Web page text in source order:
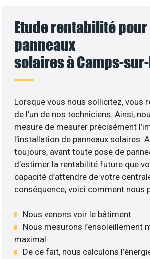
Etude rentabilité pour
panneaux
solaires à Camps-
Lorsque vous nous sollicitez, vous
de l’un de nos techniciens. Ainsi,
mesure de mesurer précisément
l’installation de panneaux solaires.
toujours, avant toute pose de
d’estimer la rentabilité future que
capacité d’attendre de votre
conséquence, voici comment nous
Nous venons voir le bâtiment
Nous mesurons l’ensoleillement
maximal
De ce fait, nous calculons